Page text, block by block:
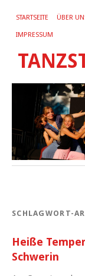
STARTSEITE ÜBER
IMPRESSUM
SCHLAGWORT-
Heiße
Schwerin